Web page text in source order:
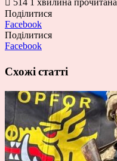
Поділитися
Facebook
Поділитися
Facebook
Схожі статті